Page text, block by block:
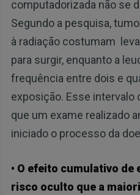
computadorizada não se
Segundo a pesquisa,
à radiação costumam
para surgir, enquanto a
frequência entre dois e
exposição. Esse intervalo
que um exame realizado
iniciado o processo da
• O efeito cumulativo de
risco oculto que a